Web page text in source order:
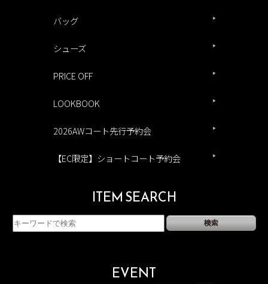
バッグ
シューズ
PRICE OFF
LOOKBOOK
2026AWコート先行予約会
【EC限定】ショートコート予約会
ITEM SEARCH
EVENT